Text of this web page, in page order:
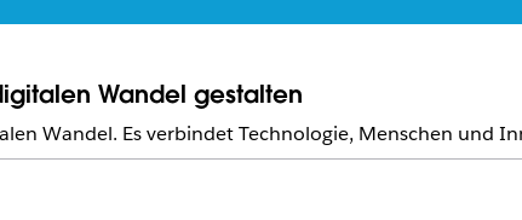
Wandel gestalten
Wandel. Es verbindet Technologie, Menschen und